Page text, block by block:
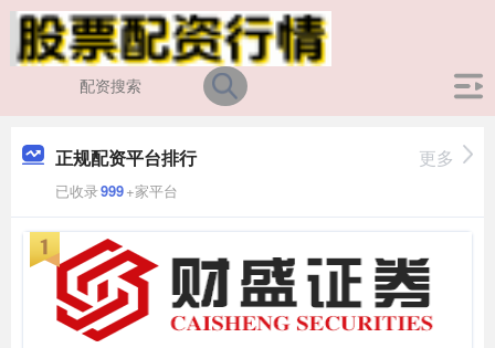
正规配资平台排行
已收录999+家平台
更多